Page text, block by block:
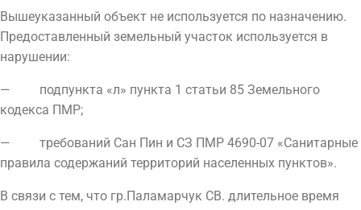
Вышеуказанный объект не используется по назначению.
Предоставленный земельный участок используется в
нарушении:
— подпункта «л» пункта 1 статьи 85 Земельного
кодекса ПМР;
— требований Сан Пин и СЗ ПМР 4690-07 «Санитарные
правила содержаний территорий населенных пунктов».
В связи с тем, что гр.Паламарчук СВ. длительное время